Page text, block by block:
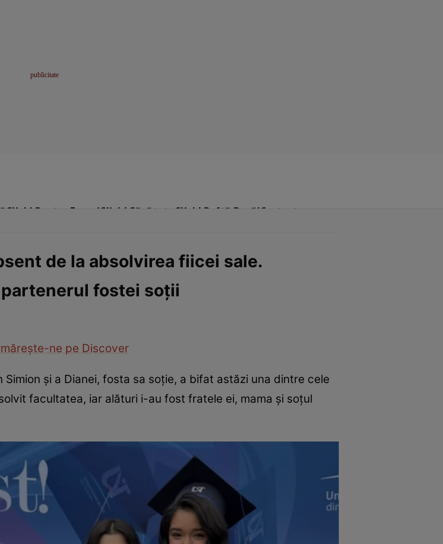
Click! Pentru FemeiClick! Sănătate Click! Poftă Bună!Contact
de la absolvirea fiicei sale.
fostei soții
ne pe Discover
și a Dianei, fosta sa soție, a bifat astăzi una dintre cele
facultatea, iar alături i-au fost fratele ei, mama și soțul